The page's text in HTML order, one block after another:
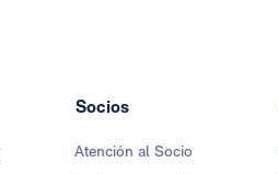
Socios
Atención al Socio